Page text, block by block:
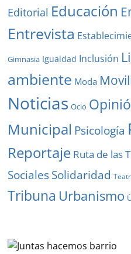
Editorial Educación
Entrevista
Gimnasia Igualdad Inclusión
ambiente Moda
Noticias Ocio
Municipal Psicología
Reportaje Ruta de las
SocialesSolidaridad
Tribuna Urbanismo